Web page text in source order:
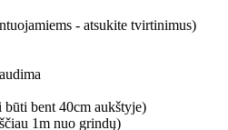
- atsukite tvirtinimus)
bent 40cm aukštyje)
1m nuo grindų)